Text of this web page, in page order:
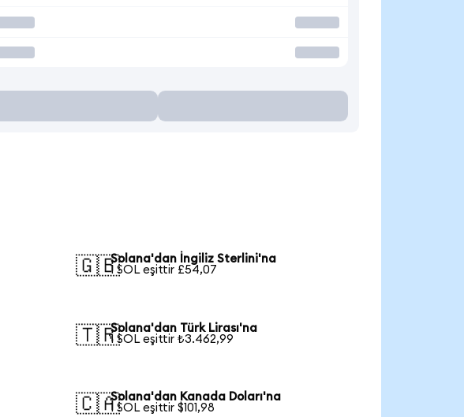
🇬🇧Solana'dan İngiliz Sterlini'na
1 SOL eşittir £54,07
🇹🇷Solana'dan Türk Lirası'na
1 SOL eşittir ₺3.462,99
🇨🇦Solana'dan Kanada Doları'na
1 SOL eşittir $101,98